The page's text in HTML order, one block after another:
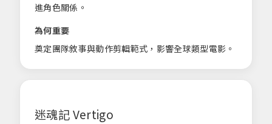
進角色關係。
為何重要
奠定團隊敘事與動作剪輯範式，影響全球類型電影。
迷魂記 Vertigo